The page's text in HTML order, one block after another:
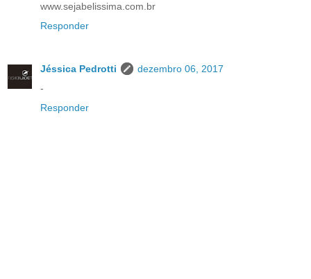
www.sejabelissima.com.br
Responder
Jéssica Pedrotti
dezembro 06, 2017
-
Responder